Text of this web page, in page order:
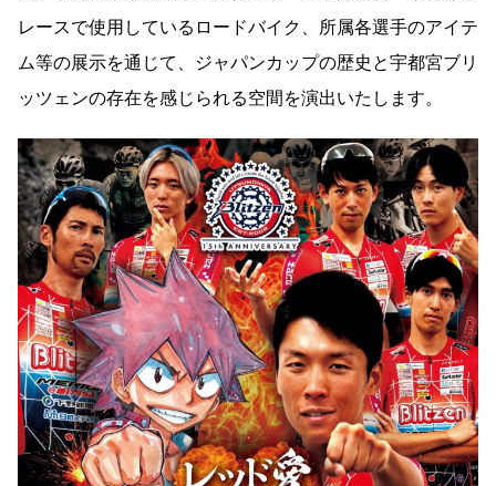
レースで使⽤しているロードバイク、所属各選⼿のアイテ
ム等の展⽰を通じて、ジャパンカップの歴史と宇都宮ブリ
ッツェンの存在を感じられる空間を演出いたします。